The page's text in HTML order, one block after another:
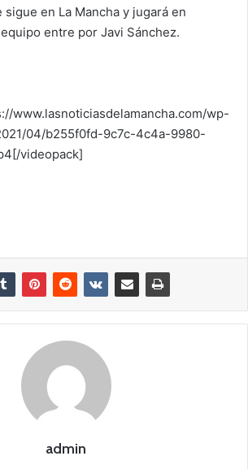
en La Mancha y jugará en
entre por Javi Sánchez.
www.lasnoticiasdelamancha.com/wp-
04/b255f0fd-9c7c-4c4a-9980-
videopack]
admin